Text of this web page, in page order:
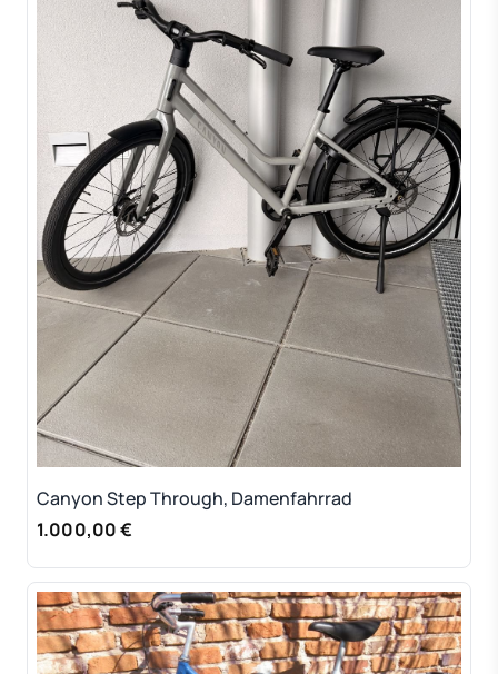
Canyon Step Through, Damenfahrrad
1.000,00 €